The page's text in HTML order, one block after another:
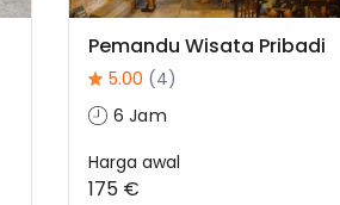
Pemandu Wisata Pribadi
5.00 (4)
6 Jam
Harga awal
175 €